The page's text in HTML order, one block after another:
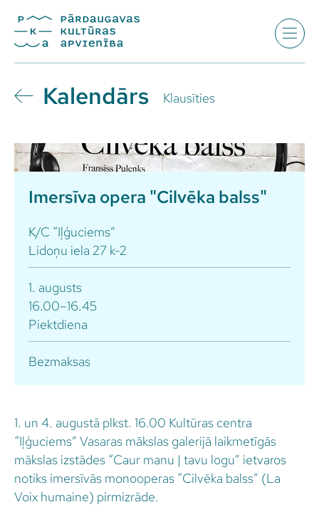
Kalendārs Klausīties
Imersīva opera "Cilvēka balss"
K/C “Iļģuciems”
Lidoņu iela 27 k-2
1. augusts
16.00–16.45
Piektdiena
Bezmaksas
1. un 4. augustā plkst. 16.00 Kultūras centra
“Iļģuciems” Vasaras mākslas galerijā laikmetīgās
mākslas izstādes “Caur manu | tavu logu” ietvaros
notiks imersīvās monooperas “Cilvēka balss” (La
Voix humaine) pirmizrāde.